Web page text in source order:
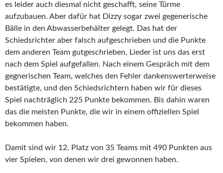
es leider auch diesmal nicht geschafft, seine Türme
aufzubauen. Aber dafür hat Dizzy sogar zwei gegenerische
Bälle in den Abwasserbehälter gelegt. Das hat der
Schiedsrichter aber falsch aufgeschrieben und die Punkte
dem anderen Team gutgeschrieben. Lieder ist uns das erst
nach dem Spiel aufgefallen. Nach einem Gespräch mit dem
gegnerischen Team, welches den Fehler dankenswerterweise
bestätigte, und den Schiedsrichtern haben wir für dieses
Spiel nachträglich 225 Punkte bekommen. Bis dahin waren
das die meisten Punkte, die wir in einem offiziellen Spiel
bekommen haben.
Damit sind wir 12. Platz von 35 Teams mit 490 Punkten aus
vier Spielen, von denen wir drei gewonnen haben.